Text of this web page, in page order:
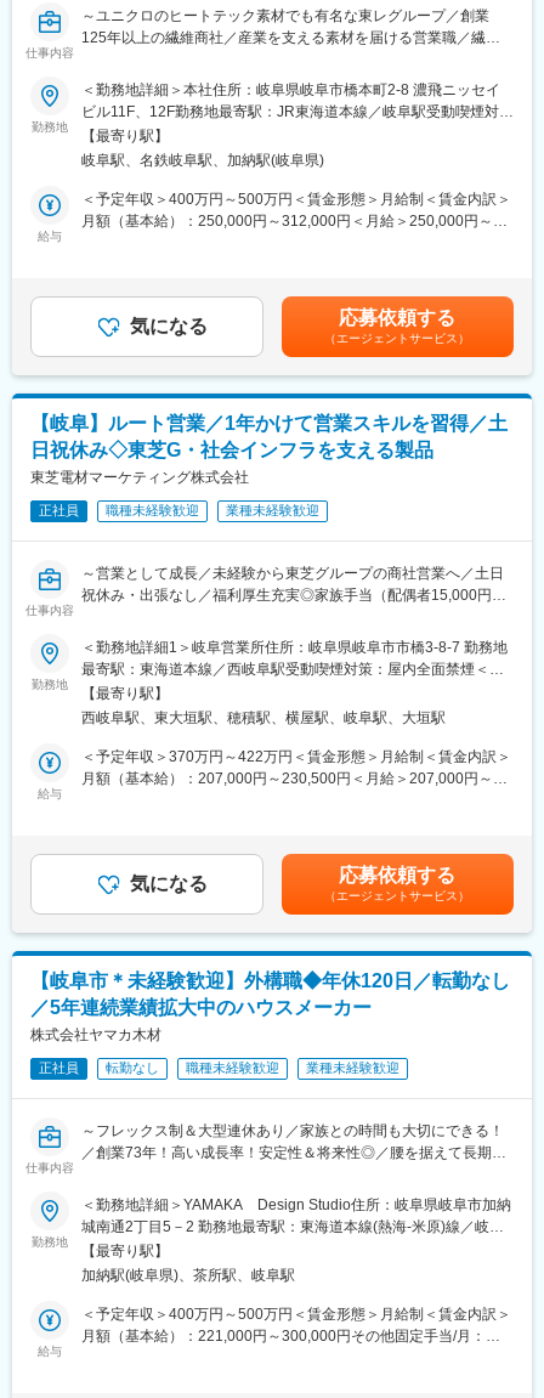
きがなくても集客～受注までができる仕組みづくりが強みで、不
動産業で営業スタイルや働き方を変えたいという方にもおすすめ
■キャリアアップ
ここ数年の積極的な出店や新規ブランドをスタートした事により
店舗や部門も増え続けております…その中、中途採用に力を入れ
実際に入社して約2-3年で支店長になった事例もあり、経験を活か
して役職を上げていける環境です。
・岐阜で創業73年の『老舗×ベンチャー』ハウスメーカー。成長
率も毎年高い成長率を保ちながら成長しております。とある住宅
業界誌で成長率2年連続No1も獲得！
・木材店として創業した背景を活かし、「木の良さ」を伝える本
格派ハウスメーカーとして、大量生産ではないオリジナル住宅を
手掛けています。
・2021年に愛知県に進出やホールディングス会社の設立、2024年
1月には三重県への進出を達成！経営者の育成や新規事業の開拓、
M&Aを進めております。
仕事内容
～ユニクロのヒートテック素材でも有名な東レグループ／創業
125年以上の繊維商社／産業を支える素材を届ける営業職／繊維
■当社の営業職の魅力・やりがい
◇目立たなくても必要とされる。そんな誇りある仕事です！
産業資材や自動車、作業着など、表には出ないけれど社会に欠か
せない繊維素材を扱っています。営業といっても、入社後すぐは
提案より、生産や納品の管理、委託工場とのやり取りが中心。も
のづくりの流れを現場で学びながら、少しずづお客様対応にも関
わっていきます。
当社は東レグループとして、ポリエステルやナイロンなどの合成
繊維を扱う商社です。東レがつくった高性能な糸を仕入れ、用途
に応じて織物メーカーへ手配。そこで作られた生地は、作業着や
■業務内容：
営業に関する業務全般に携わって頂きます。
・委託先工場との折衝
・生産納品管理
・部内の予算管理
・紡績糸・生地・製品開発までの企画・製造・販売
・お客様との折衝
■組織構成
のメンバーが2名在籍しております。
■働きやすさ
◎年休125日（土日祝休み）、残業10-20H程のため、仕事だけで
なく、プライベートの時間も大切にしていただけます♪
◎育休所得後の復帰率100%
ライフステージの変化にも柔軟に対応できる環境が整っています
■当社の特徴：
創業125年以上！古くからアパレル産業で栄えた岐阜市に本社を
のみならず、中国、アセアンの国々で生産活動を行っており、グ
ローバル企業として更なる発展を目指しております。
変更の範囲：会社の定める業務
勤務地
＜勤務地詳細＞本社住所：岐阜県岐阜市橋本町2-8 濃飛ニッセイ
ビル11F、12F勤務地最寄駅：JR東海道本線／岐阜駅受動喫煙対
策：屋内全面禁煙変更の範囲：会社の定める事業所（リモートワ
ーク含む）
【最寄り駅】
岐阜駅、名鉄岐阜駅、加納駅(岐阜県)
給与
＜予定年収＞400万円～500万円＜賃金形態＞月給制＜賃金内訳＞
月額（基本給）：250,000円～312,000円＜月給＞250,000円～
す。月給(月額)は固定手当を含めた表記です。
気になる 応募依頼する
（エージェントサービス）
【岐阜】ルート営業／1年かけて営業スキルを習得／土
日祝休み◇東芝G・社会インフラを支える製品
東芝電材マーケティング株式会社
正社員 職種未経験歓迎 業種未経験歓迎
仕事内容
～営業として成長／未経験から東芝グループの商社営業へ／土日
祝休み・出張なし／福利厚生充実◎家族手当（配偶者15,000円）
■仕事内容：当社は東芝グループの総合電設資材商社として、照
明・空調・受配電設備・電設資材など、建物に欠かせない設備機
器を取り扱っています。営業担当として、既存のお客様への定期
訪問、ニーズのヒアリングを通じて長期的な関係を構築します。
取引先：電気工事会社、設備工事会社、工務店など
商材：LED照明、空調設備、換気設備（価格帯／すべて東芝商材
OR商社なのでニーズに応じてグループ外からも取り寄せ可）
・得意先に定期訪問し、「どの商品を導入すればいいか」 「工事
に必要な資材をどのように揃えるか」などの相談に応えながら、
建物づくりを支援していきます。
※既存顧客100％のルート営業のため、飛び込み営業や新規開拓は
ありません。
■働き方：
す。
半年から1年かけて受注入力や在庫・入出庫の検品、配送などを通
じて商品知識を覚えて頂き、担当顧客を理解して頂くことからス
営業の基礎(訪問や提案の仕方)に関しても、外部講師の研修があり
ますので、未経験の方も安心して活躍できます！
その後は先輩社員に同行して、現場での営業を学びます。徐々に
担当顧客を持っていただき、将来的には約30~40社程度お任せし
■身につくスキル
勤務地
＜勤務地詳細1＞岐阜営業所住所：岐阜県岐阜市市橋3-8-7 勤務地
最寄駅：東海道本線／西岐阜駅受動喫煙対策：屋内全面禁煙＜勤
務地詳細2＞西濃営業所住所：岐阜県大垣市三本木1-4 勤務地最寄
駅：樽見鉄道線／東大垣駅受動喫煙対策：屋内全面禁煙変更の範
【最寄り駅】
西岐阜駅、東大垣駅、穂積駅、横屋駅、岐阜駅、大垣駅
給与
＜予定年収＞370万円～422万円＜賃金形態＞月給制＜賃金内訳＞
月額（基本給）：207,000円～230,500円＜月給＞207,000円～
■賞与：年2回賃金はあくまでも目安の金額であり、選考を通じて
上下する可能性があります。月給(月額)は固定手当を含めた表記で
気になる 応募依頼する
（エージェントサービス）
【岐阜市＊未経験歓迎】外構職◆年休120日／転勤なし
／5年連続業績拡大中のハウスメーカー
株式会社ヤマカ木材
正社員 転勤なし 職種未経験歓迎 業種未経験歓迎
仕事内容
～フレックス制＆大型連休あり／家族との時間も大切にできる！
／創業73年！高い成長率！安定性＆将来性◎／腰を据えて長期就
■業務内容：
新築住宅の外構（お庭や駐車場など）のデザインをお客様と打ち
合わせをして決め、図面を作成し実際の形にしていくお仕事にな
ります。
【 詳細 】
・間取りの作成
・お客様との打ち合わせ（お庭や駐車場のデザインを決めます）
勤務地
＜勤務地詳細＞YAMAKA Design Studio住所：岐阜県岐阜市加納
城南通2丁目5－2 勤務地最寄駅：東海道本線(熱海-米原)線／岐阜
駅受動喫煙対策：敷地内喫煙可能場所あり
【最寄り駅】
加納駅(岐阜県)、茶所駅、岐阜駅
給与
＜予定年収＞400万円～500万円＜賃金形態＞月給制＜賃金内訳＞
月額（基本給）：221,000円～300,000円その他固定手当/月：